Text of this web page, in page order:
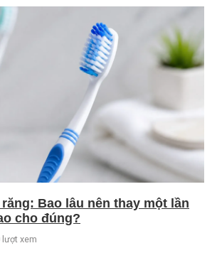
Bao lâu nên thay một lần
cho đúng?
lượt xem